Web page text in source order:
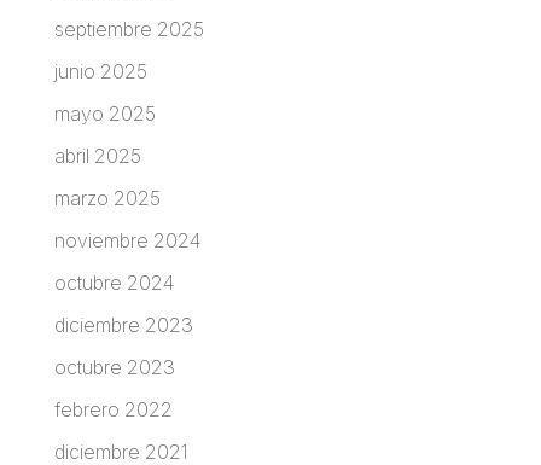
septiembre 2025
junio 2025
mayo 2025
abril 2025
marzo 2025
noviembre 2024
octubre 2024
diciembre 2023
octubre 2023
febrero 2022
diciembre 2021